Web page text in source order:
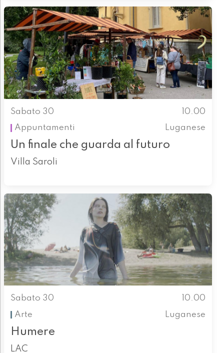
Sabato 30
10.00
Appuntamenti
Luganese
Un finale che guarda al futuro
Villa Saroli
Sabato 30
10.00
Arte
Luganese
Humere
LAC